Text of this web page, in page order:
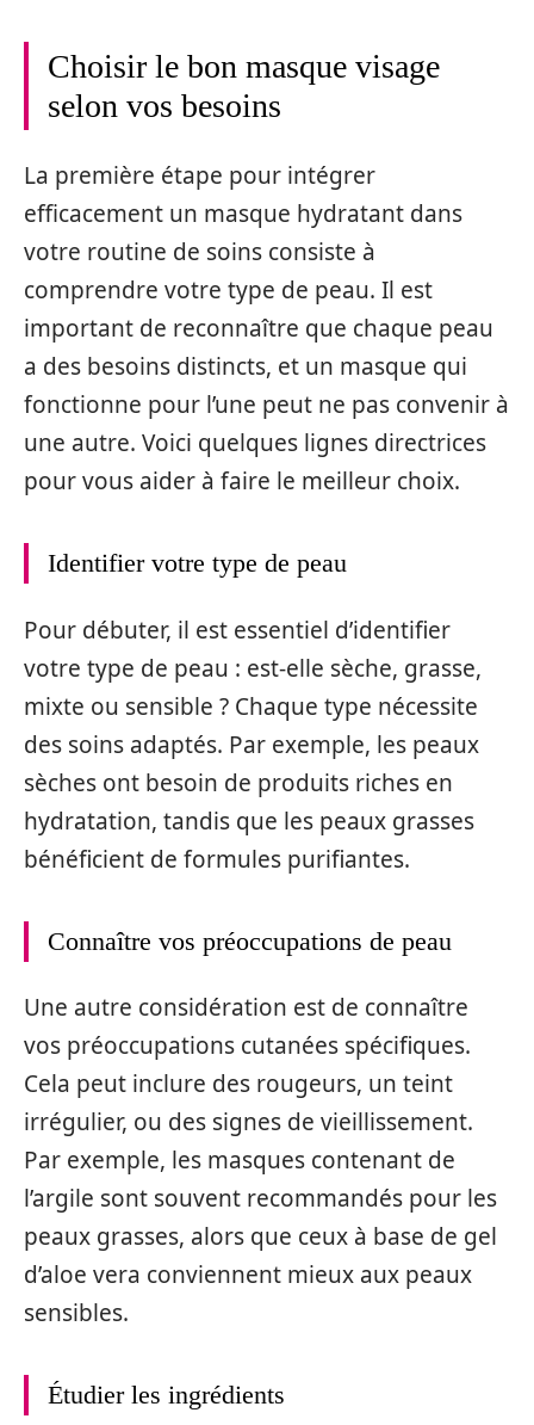
Choisir le bon masque visage
selon vos besoins
La première étape pour intégrer
efficacement un masque hydratant dans
votre routine de soins consiste à
comprendre votre type de peau. Il est
important de reconnaître que chaque peau
a des besoins distincts, et un masque qui
fonctionne pour l’une peut ne pas convenir à
une autre. Voici quelques lignes directrices
pour vous aider à faire le meilleur choix.
Identifier votre type de peau
Pour débuter, il est essentiel d’identifier
votre type de peau : est-elle sèche, grasse,
mixte ou sensible ? Chaque type nécessite
des soins adaptés. Par exemple, les peaux
sèches ont besoin de produits riches en
hydratation, tandis que les peaux grasses
bénéficient de formules purifiantes.
Connaître vos préoccupations de peau
Une autre considération est de connaître
vos préoccupations cutanées spécifiques.
Cela peut inclure des rougeurs, un teint
irrégulier, ou des signes de vieillissement.
Par exemple, les masques contenant de
l’argile sont souvent recommandés pour les
peaux grasses, alors que ceux à base de gel
d’aloe vera conviennent mieux aux peaux
sensibles.
Étudier les ingrédients